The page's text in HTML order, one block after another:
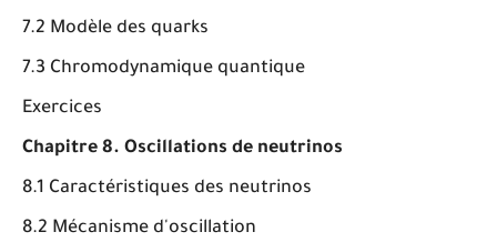
7.2 Modèle des quarks
7.3 Chromodynamique quantique
Exercices
Chapitre 8. Oscillations de neutrinos
8.1 Caractéristiques des neutrinos
8.2 Mécanisme d'oscillation